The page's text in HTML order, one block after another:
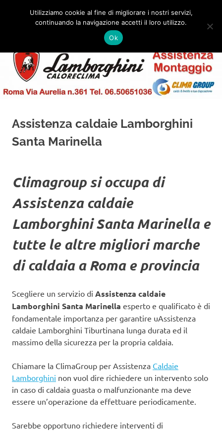
Caldaie
Lamborghini
Installazione
MENU
Assistenza caldaie Lamborghini
Santa Marinella
Climagroup si occupa di
Assistenza caldaie
Lamborghini Santa Marinella e
tutte le altre migliori marche
di caldaia a Roma e provincia
Scegliere un servizio di Assistenza caldaie
Lamborghini Santa Marinella esperto e qualificato è di
fondamentale importanza per garantire uAssistenza
caldaie Lamborghini Tiburtinana lunga durata ed il
massimo della sicurezza per la propria caldaia.
Chiamare la ClimaGroup per Assistenza Caldaie
Lamborghini non vuol dire richiedere un intervento solo
in caso di caldaia guasta o malfunzionante ma deve
essere un’operazione da effettuare periodicamente.
Sarebbe opportuno richiedere interventi di
Utilizziamo cookie al fine di migliorare i nostri servizi,
continuando la navigazione accetti il loro utilizzo.
Ok